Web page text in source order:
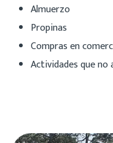
Almuerzo
Propinas
Compras en
Actividades que